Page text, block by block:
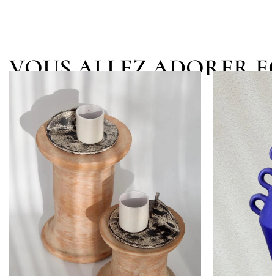
VOUS ALLEZ ADORER